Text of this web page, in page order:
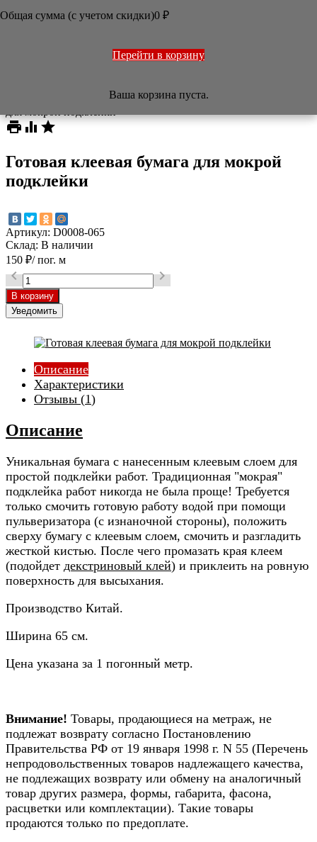
ПЕЧАТИ
ТОВАРЫ ИЗ ЯПОНИИ
Оформление работ Готовая клеевая бумага
  
Готовая клеевая бумага для мокрой
подклейки
Артикул: D0008-065
Склад: В наличии
150 ₽/ пог. м
 
Уведомить
Описание
Характеристики
Отзывы (1)
Описание
Уникальная бумага с нанесенным клеевым слоем для
простой подклейки работ. Традиционная "мокрая"
подклейка работ никогда не была проще! Требуется
только смочить готовую работу водой при помощи
пульверизатора (с изнаночной стороны), положить
сверху бумагу с клеевым слоем, смочить и разгладить
жесткой кистью. После чего промазать края клеем
(подойдет декстриновый клей) и приклеить на ровную
поверхность для высыхания.
Производство Китай.
Ширина 65 см.
Цена указана за 1 погонный метр.
Внимание! Товары, продающиеся на метраж, не
подлежат возврату согласно Постановлению
Правительства РФ от 19 января 1998 г. N 55 (Перечень
непродовольственных товаров надлежащего качества,
не подлежащих возврату или обмену на аналогичный
товар других размера, формы, габарита, фасона,
расцветки или комплектации). Такие товары
продаются только по предоплате.
Общая сумма (с учетом скидки)0 ₽
Перейти в корзину
Ваша корзина пуста.